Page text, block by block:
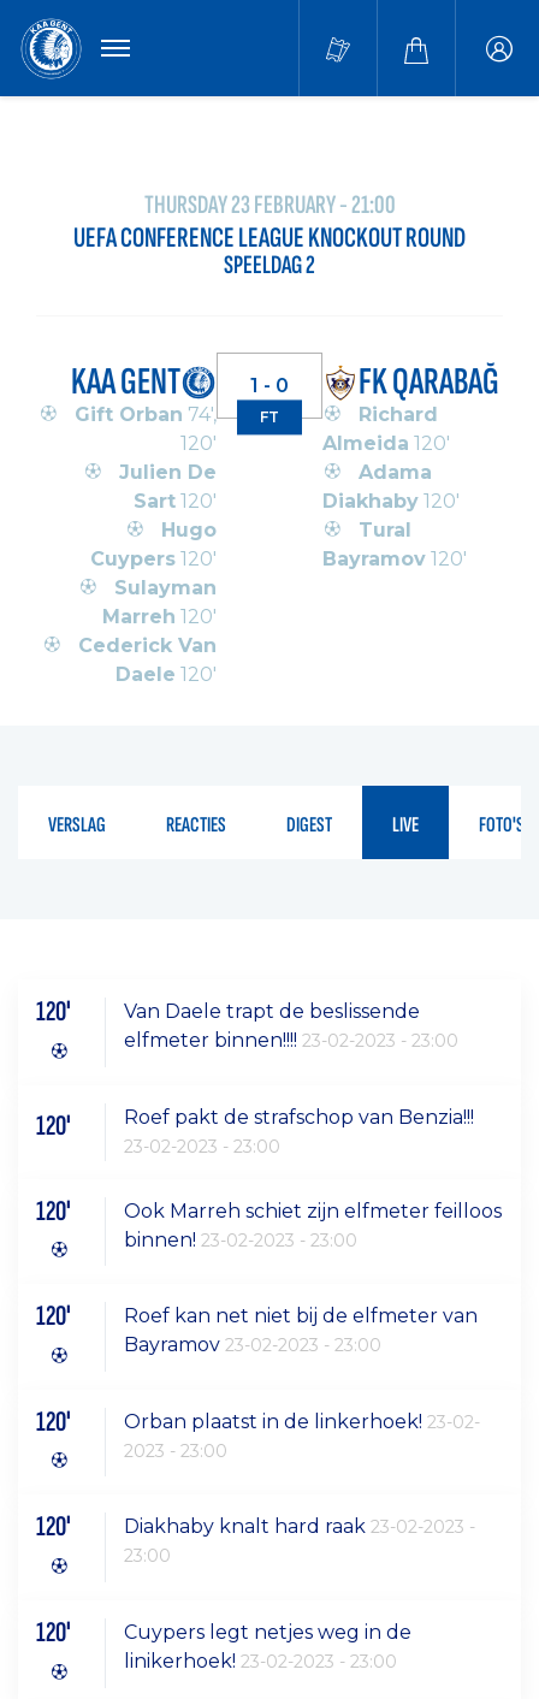
MENU
THURSDAY 23 FEBRUARY - 21:00
UEFA CONFERENCE LEAGUE KNOCKOUT ROUND
SPEELDAG 2
KAA GENT
Gift Orban 74',
120'
Julien De
Sart 120'
Hugo
Cuypers 120'
Sulayman
Marreh 120'
Cederick Van
Daele 120'
1 - 0
FT
FK QARABAĞ
Richard
Almeida 120'
Adama
Diakhaby 120'
Tural
Bayramov 120'
VERSLAG REACTIES DIGEST LIVE FOTO'S
120'
Van Daele trapt de beslissende
elfmeter binnen!!!!23-02-2023 - 23:00
120' Roef pakt de strafschop van Benzia!!!
23-02-2023 - 23:00
120'
Ook Marreh schiet zijn elfmeter feilloos
binnen!23-02-2023 - 23:00
120'
Roef kan net niet bij de elfmeter van
Bayramov23-02-2023 - 23:00
120' Orban plaatst in de linkerhoek!23-02-
2023 - 23:00
120' Diakhaby knalt hard raak23-02-2023 -
23:00
120'
Cuypers legt netjes weg in de
linikerhoek!23-02-2023 - 23:00